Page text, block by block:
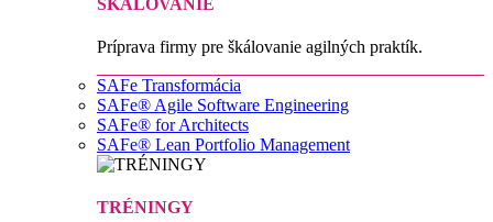
Príprava firmy pre škálovanie agilných praktík.
SAFe Transformácia
SAFe® Agile Software Engineering
SAFe® for Architects
SAFe® Lean Portfolio Management
TRÉNINGY